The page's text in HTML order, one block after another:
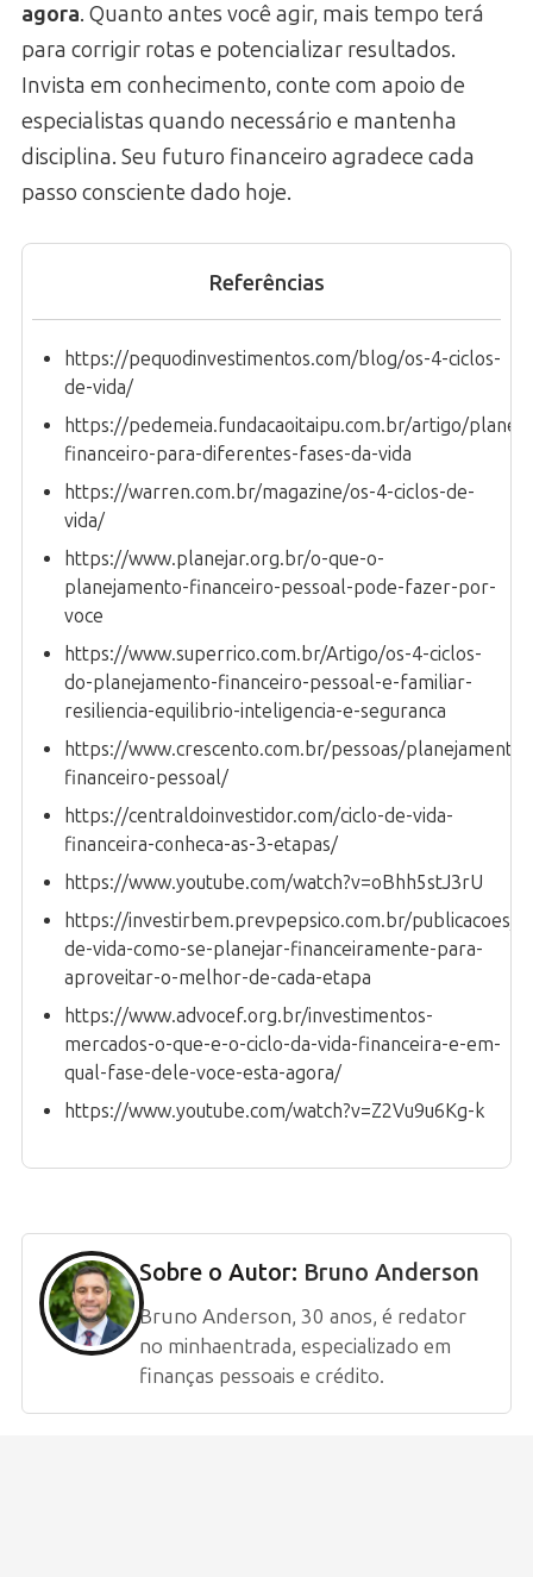
agora. Quanto antes você agir, mais tempo terá
para corrigir rotas e potencializar resultados.
Invista em conhecimento, conte com apoio de
especialistas quando necessário e mantenha
disciplina. Seu futuro financeiro agradece cada
passo consciente dado hoje.
Referências
https://pequodinvestimentos.com/blog/os-4-ciclos-
de-vida/
https://pedemeia.fundacaoitaipu.com.br/artigo/
financeiro-para-diferentes-fases-da-vida
https://warren.com.br/magazine/os-4-ciclos-de-
vida/
https://www.planejar.org.br/o-que-o-
planejamento-financeiro-pessoal-pode-fazer-por-
voce
https://www.superrico.com.br/Artigo/os-4-ciclos-
do-planejamento-financeiro-pessoal-e-familiar-
resiliencia-equilibrio-inteligencia-e-seguranca
https://www.crescento.com.br/pessoas/planejamento-
financeiro-pessoal/
https://centraldoinvestidor.com/ciclo-de-vida-
financeira-conheca-as-3-etapas/
https://www.youtube.com/watch?v=oBhh5stJ3rU
https://investirbem.prevpepsico.com.br/publicacoes/
de-vida-como-se-planejar-financeiramente-para-
aproveitar-o-melhor-de-cada-etapa
https://www.advocef.org.br/investimentos-
mercados-o-que-e-o-ciclo-da-vida-financeira-e-em-
qual-fase-dele-voce-esta-agora/
https://www.youtube.com/watch?v=Z2Vu9u6Kg-k
Sobre o Autor: Bruno Anderson
Bruno Anderson, 30 anos, é redator
no minhaentrada, especializado em
finanças pessoais e crédito.